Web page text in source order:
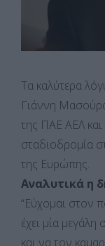
Τα καλύτερα
Γιάννη
της ΠΑΕ ΑΕΛ και
σταδιοδρομία
της Ευρώπης.
Αναλυτικά η
“Εύχομαι στον
έχει μία
και να τον